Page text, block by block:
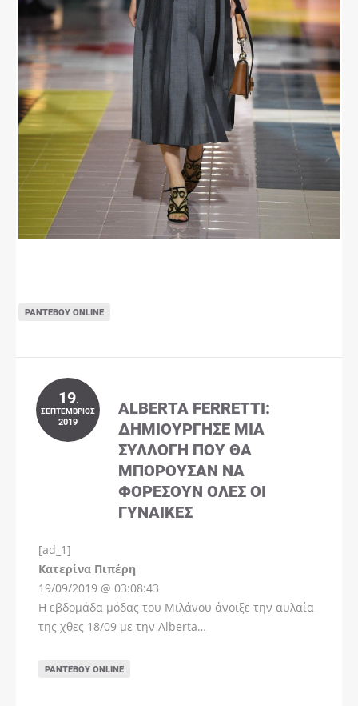
ΡΑΝΤΕΒΟΎ ONLINE
19.
ΣΕΠΤΈΜΒΡΙΟΣ
2019
ALBERTA FERRETTI:
ΔΗΜΙΟΎΡΓΗΣΕ ΜΊΑ
ΣΥΛΛΟΓΉ ΠΟΥ ΘΑ
ΜΠΟΡΟΎΣΑΝ ΝΑ
ΦΟΡΈΣΟΥΝ ΌΛΕΣ ΟΙ
ΓΥΝΑΊΚΕΣ
[ad_1]
Kατερίνα Πιπέρη
19/09/2019 @ 03:08:43
Η εβδομάδα μόδας του Μιλάνου άνοιξε την αυλαία
της χθες 18/09 με την Alberta…
ΡΑΝΤΕΒΟΎ ONLINE